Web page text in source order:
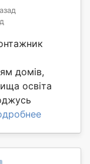
домів,
освіта